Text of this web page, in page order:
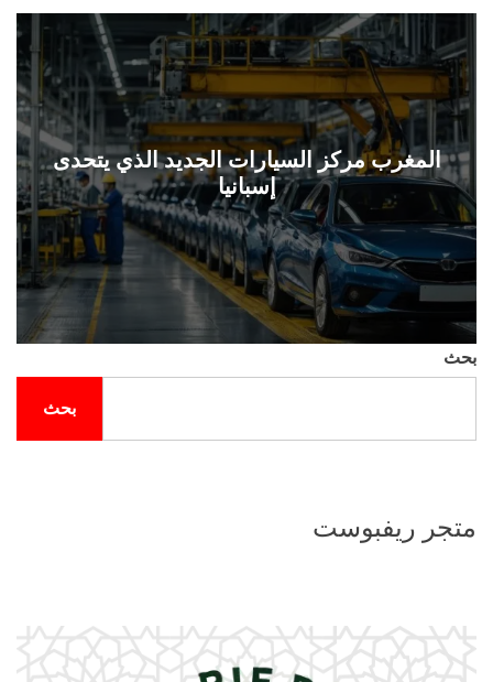
ح
ة
ل
و
ن
المغرب مركز السيارات الجديد الذي يتحدى
إسبانيا
بحث
بحث
متجر ريفبوست